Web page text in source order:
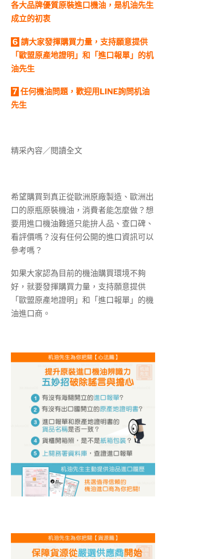
各大品牌優質原裝進口機油，是机油先生
成立的初衷
6 請大家發揮購買力量，支持願意提供
「歐盟原產地證明」和「進口報單」的机
油先生
7 任何機油問題，歡迎用LINE詢問机油
先生
精采內容／閱讀全文
希望購買到真正從歐洲原廠製造、歐洲出
口的原瓶原裝機油，消費者能怎麼做？想
要用進口機油難道只能拚人品、查口碑、
看評價嗎？沒有任何公開的進口資訊可以
參考嗎？
如果大家認為目前的機油購買環境不夠
好，就要發揮購買力量，支持願意提供
「歐盟原產地證明」和「進口報單」的機
油進口商。